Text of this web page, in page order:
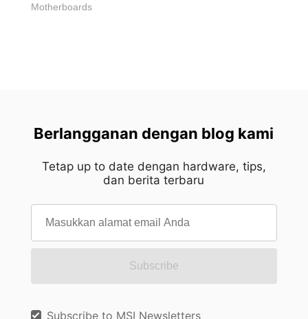
Motherboards
Berlangganan dengan blog kami
Tetap up to date dengan hardware, tips,
dan berita terbaru
Subscribe
Subscribe to MSI Newsletters